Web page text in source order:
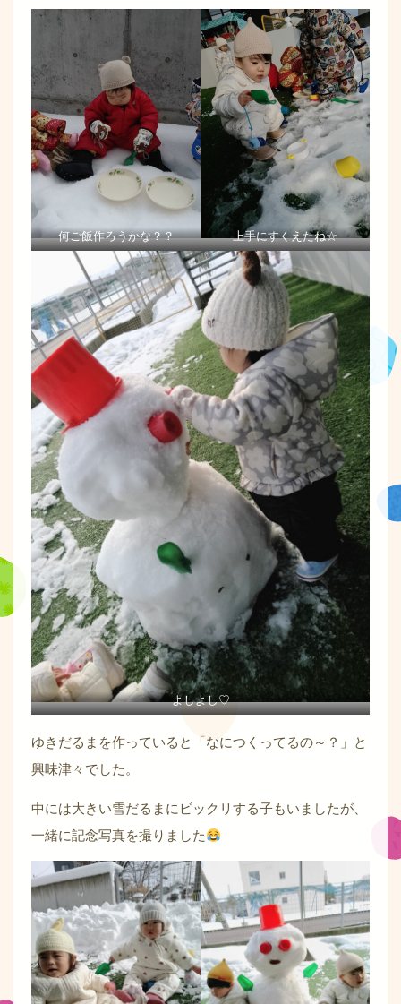
何ご飯作ろうかな？？ 上手にすくえたね☆
よしよし♡
ゆきだるまを作っていると「なにつくってるの～？」と
興味津々でした。
中には大きい雪だるまにビックリする子もいましたが、
一緒に記念写真を撮りました